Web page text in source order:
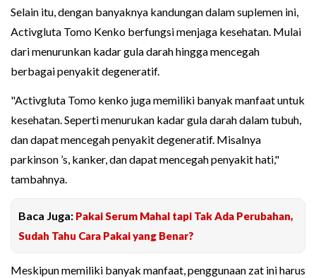
Selain itu, dengan banyaknya kandungan dalam suplemen ini,
Activgluta Tomo Kenko berfungsi menjaga kesehatan. Mulai
dari menurunkan kadar gula darah hingga mencegah
berbagai penyakit degeneratif.
"Activgluta Tomo kenko juga memiliki banyak manfaat untuk
kesehatan. Seperti menurukan kadar gula darah dalam tubuh,
dan dapat mencegah penyakit degeneratif. Misalnya
parkinson ’s, kanker, dan dapat mencegah penyakit hati,"
tambahnya.
Baca Juga: Pakai Serum Mahal tapi Tak Ada Perubahan,
Sudah Tahu Cara Pakai yang Benar?
Meskipun memiliki banyak manfaat, penggunaan zat ini harus